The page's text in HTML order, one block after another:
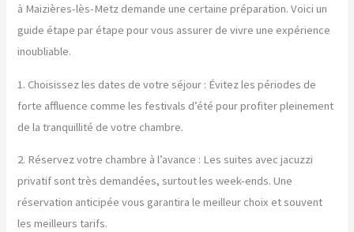
à Maizières-lès-Metz demande une certaine préparation. Voici un
guide étape par étape pour vous assurer de vivre une expérience
inoubliable.
1. Choisissez les dates de votre séjour : Évitez les périodes de
forte affluence comme les festivals d’été pour profiter pleinement
de la tranquillité de votre chambre.
2. Réservez votre chambre à l’avance : Les suites avec jacuzzi
privatif sont très demandées, surtout les week-ends. Une
réservation anticipée vous garantira le meilleur choix et souvent
les meilleurs tarifs.